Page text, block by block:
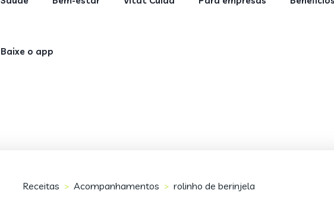
Baixe o app
Receitas > Acompanhamentos > rolinho de berinjela